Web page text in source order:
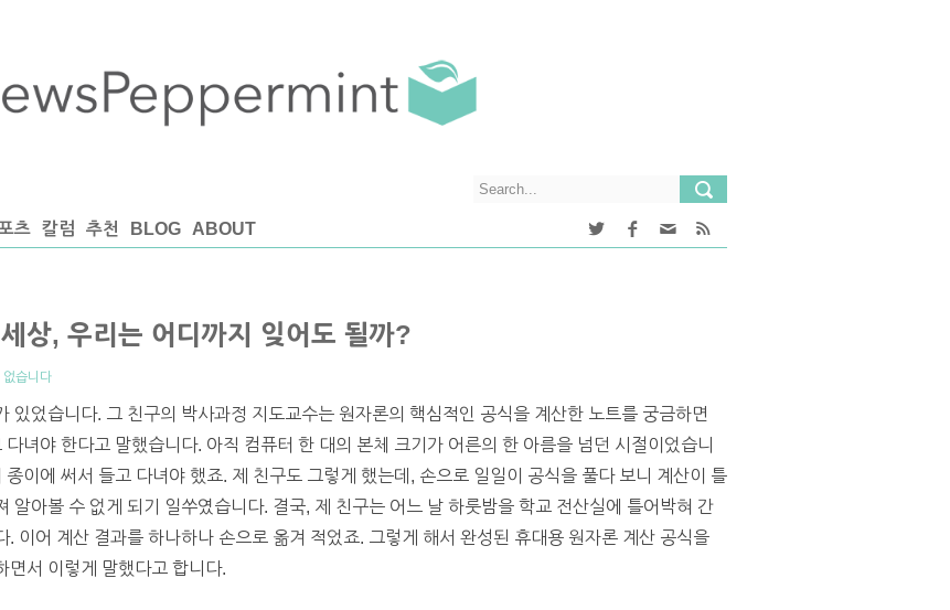
츠 칼럼 추천 BLOG ABOUT
상, 우리는 어디까지 잊어도 될까?
없습니다
있었습니다. 그 친구의 박사과정 지도교수는 원자론의 핵심적인 공식을 계산한 노트를 궁금하면
녀야 한다고 말했습니다. 아직 컴퓨터 한 대의 본체 크기가 어른의 한 아름을 넘던 시절이었습니
이에 써서 들고 다녀야 했죠. 제 친구도 그렇게 했는데, 손으로 일일이 공식을 풀다 보니 계산이 틀
알아볼 수 없게 되기 일쑤였습니다. 결국, 제 친구는 어느 날 하룻밤을 학교 전산실에 틀어박혀 간
. 이어 계산 결과를 하나하나 손으로 옮겨 적었죠. 그렇게 해서 완성된 휴대용 원자론 계산 공식을
면서 이렇게 말했다고 합니다.